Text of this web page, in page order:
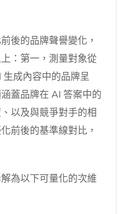
後的品牌聲譽變化，
：第一，測量對象從
生成內容中的品牌呈
蓋品牌在 AI 答案中的
以及與競爭對手的相
前後的基準線對比，
為以下可量化的次維